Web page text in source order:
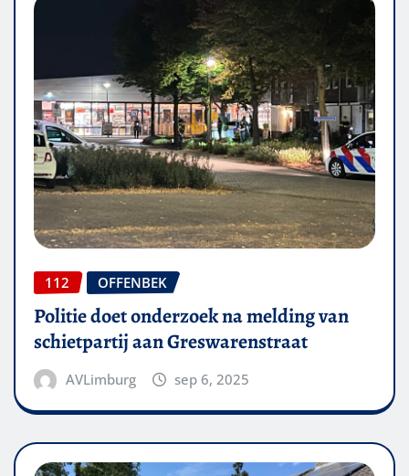
112 OFFENBEK
Politie doet onderzoek na melding van
schietpartij aan Greswarenstraat
AVLimburg sep 6, 2025